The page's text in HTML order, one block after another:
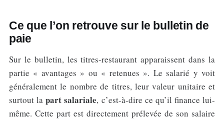
Ce que l’on retrouve sur le bulletin de
paie
Sur le bulletin, les titres-restaurant apparaissent dans la
partie « avantages » ou « retenues ». Le salarié y voit
généralement le nombre de titres, leur valeur unitaire et
surtout lapart salariale, c’est-à-dire ce qu’il finance lui-
même. Cette part est directement prélevée de son salaire